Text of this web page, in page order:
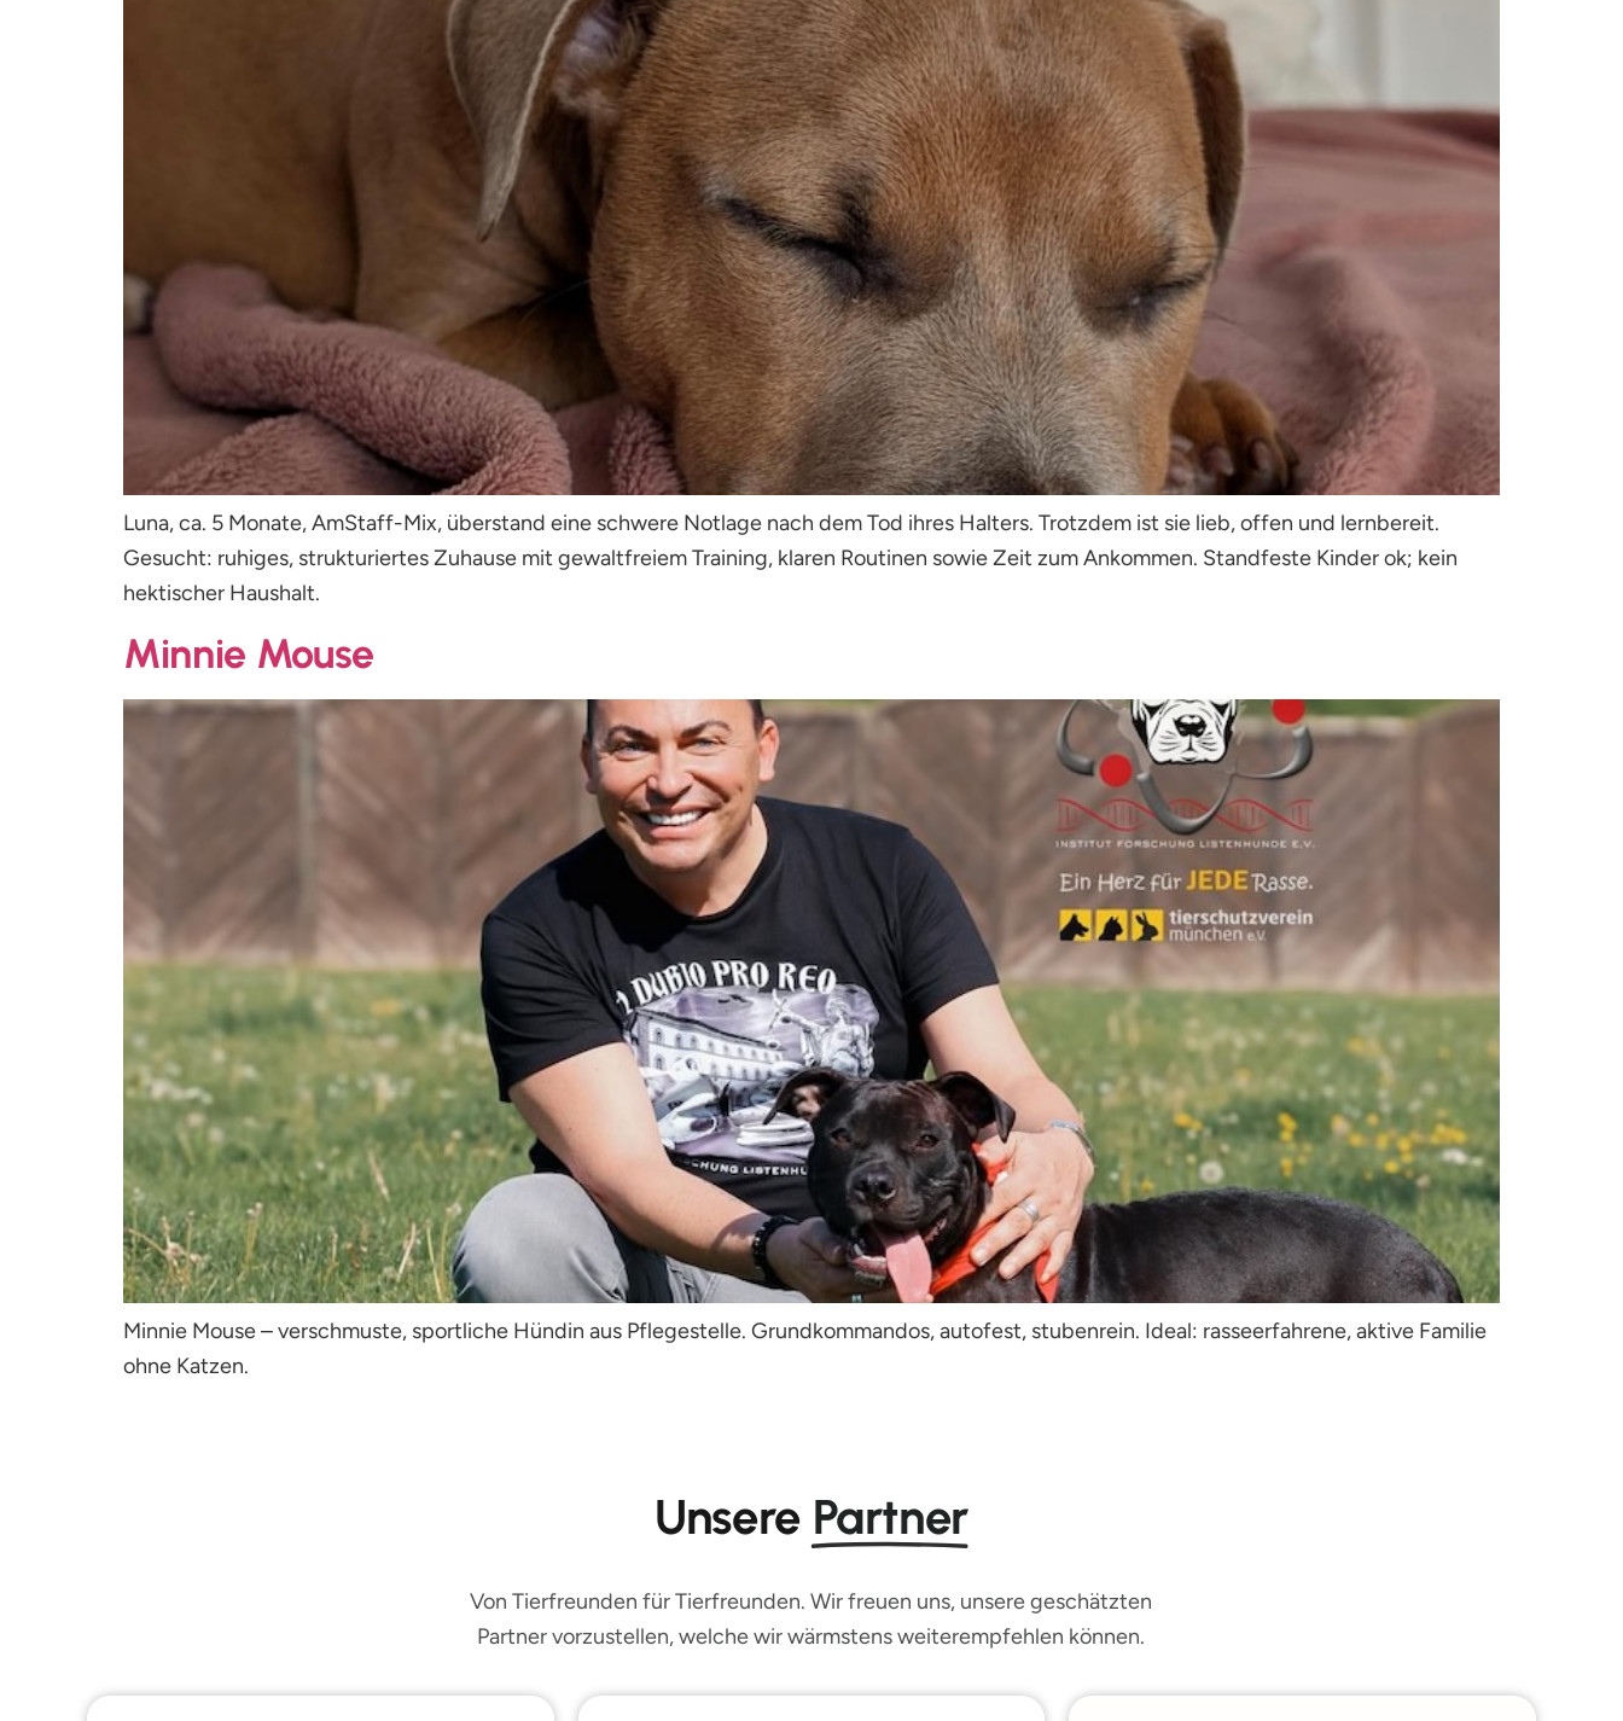
Luna, ca. 5 Monate, AmStaff-Mix, überstand eine schwere Notlage nach dem Tod ihres Halters. Trotzdem ist sie lieb, offen und lernbereit.
Gesucht: ruhiges, strukturiertes Zuhause mit gewaltfreiem Training, klaren Routinen sowie Zeit zum Ankommen. Standfeste Kinder ok; kein
hektischer Haushalt.
Minnie Mouse
Minnie Mouse – verschmuste, sportliche Hündin aus Pflegestelle. Grundkommandos, autofest, stubenrein. Ideal: rasseerfahrene, aktive Familie
ohne Katzen.
Unsere Partner
Von Tierfreunden für Tierfreunden. Wir freuen uns, unsere geschätzten
Partner vorzustellen, welche wir wärmstens weiterempfehlen können.